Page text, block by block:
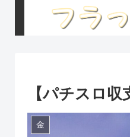
【パチスロ
金